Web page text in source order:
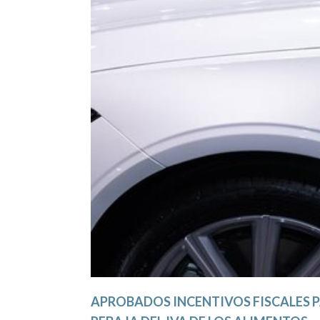
APROBADOS INCENTIVOS FISCALES